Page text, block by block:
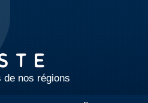
de nos régions